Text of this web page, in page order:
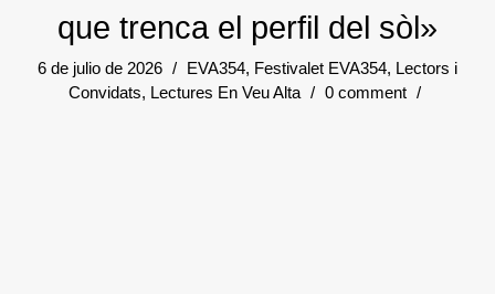
que trenca el perfil del sòl»
6 de julio de 2026 / EVA354, Festivalet EVA354, Lectors i
Convidats, Lectures En Veu Alta / 0 comment /